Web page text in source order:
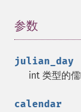
参数
julian_day
int 类型的
calendar